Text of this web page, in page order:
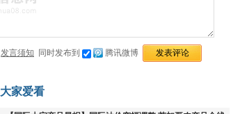
发言须知 同时发布到 腾讯微博
大家爱看